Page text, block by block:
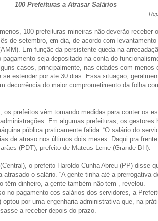
100 Prefeituras a Atrasar Salários
100 prefeituras mineiras não deverão receber
de setembro, em dia, de acordo com
Em função da persistente queda na
pagamento seja depositado na conta do
casos, principalmente, nas cidades com menos
se estender por até 30 dias. Essa situação,
decorrência do maior comprometimento da folha
os prefeitos vêm tomando medidas para conter os
Em algumas prefeituras, os gestores
pública praticamente falida. “O salário do
de atraso nos últimos dois meses. Daqui pra
(PDT), prefeito de Mateus Leme (Grande BH).
o prefeito Haroldo Cunha Abreu (PP) disse
atrasado o salário. “A gente tinha até a prerrogativa
têm dinheiro, a gente também não tem”, revelou.
no pagamento dos salários dos servidores, a
optou por uma engenharia administrativa que, na
a receber depois do prazo.